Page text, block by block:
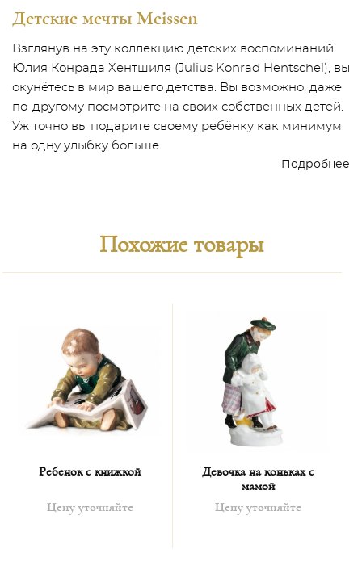
Детские мечты Meissen
Взглянув на эту коллекцию детских воспоминаний
Юлия Конрада Хентшиля (Julius Konrad Hentschel), вы
окунётесь в мир вашего детства. Вы возможно, даже
по-другому посмотрите на своих собственных детей.
Уж точно вы подарите своему ребёнку как минимум
на одну улыбку больше.
Подробнее
Похожие товары
Ребенок с книжкой
Цену уточняйте
Девочка на коньках с
мамой
Цену уточняйте